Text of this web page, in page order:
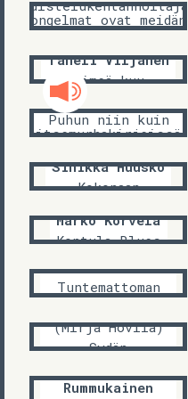
Luistelukentänhoitajan
ongelmat ovat meidän
kaikkien ongelmia
Taneli Viljanen
Pimeä kuu
Tarita Ikonen
Puhun niin kuin
itsemurhakirjeissä
Sinikka Huusko
Kokonaan
Marko Korvela
Kontula Blues
Johanna Ikonen
Tuntemattoman
planeetan unia
(Mirja Hovila)
Sydän
Kari
Rummukainen